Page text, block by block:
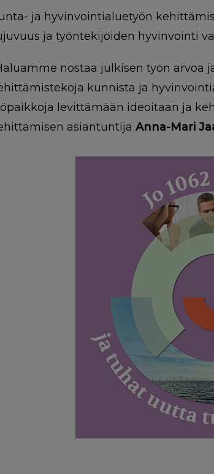
ja hyvinvointialuetyön
ja työntekijöiden hyvinvointi
nostaa julkisen työn arvoa
kunnista ja
levittämään ideoitaan ja
asiantuntija Anna-Mari